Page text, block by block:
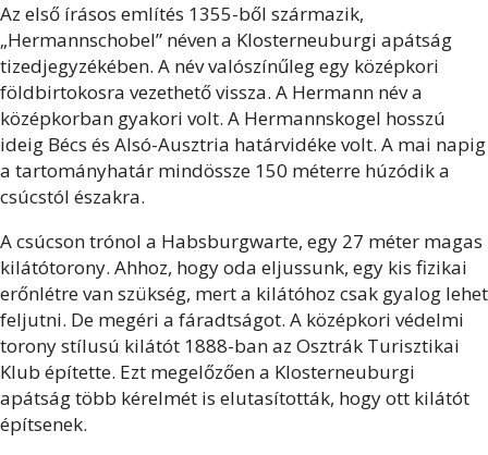
Az első írásos említés 1355-ből származik,
„Hermannschobel” néven a Klosterneuburgi apátság
tizedjegyzékében. A név valószínűleg egy középkori
földbirtokosra vezethető vissza. A Hermann név a
középkorban gyakori volt. A Hermannskogel hosszú
ideig Bécs és Alsó-Ausztria határvidéke volt. A mai napig
a tartományhatár mindössze 150 méterre húzódik a
csúcstól északra.
A csúcson trónol a Habsburgwarte, egy 27 méter magas
kilátótorony. Ahhoz, hogy oda eljussunk, egy kis fizikai
erőnlétre van szükség, mert a kilátóhoz csak gyalog lehet
feljutni. De megéri a fáradtságot. A középkori védelmi
torony stílusú kilátót 1888-ban az Osztrák Turisztikai
Klub építette. Ezt megelőzően a Klosterneuburgi
apátság több kérelmét is elutasították, hogy ott kilátót
építsenek.